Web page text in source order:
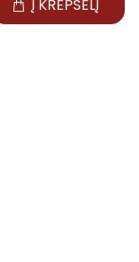
Į KREPŠELĮ